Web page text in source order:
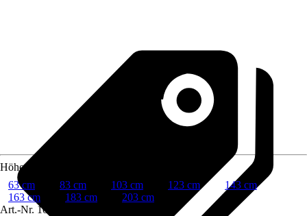
Höhe
63 cm
83 cm 103 cm 123 cm
143 cm
163 cm
183 cm
203 cm
Art.-Nr. 10276666